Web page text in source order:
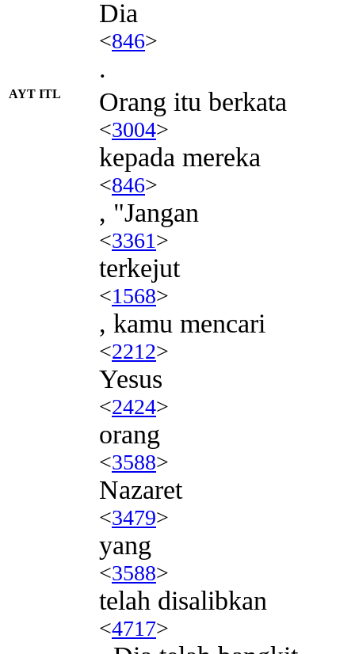
Dia
<846>
.
AYT ITL Orang itu berkata
<3004>
kepada mereka
<846>
, "Jangan
<3361>
terkejut
<1568>
, kamu mencari
<2212>
Yesus
<2424>
orang
<3588>
Nazaret
<3479>
yang
<3588>
telah disalibkan
<4717>